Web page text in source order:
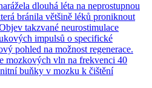
dlouhá léta na neprostupnou
bránila většině léků proniknout
takzvané neurostimulace
impulsů o specifické
pohled na možnost regenerace.
mozkových vln na frekvenci 40
buňky v mozku k čištění